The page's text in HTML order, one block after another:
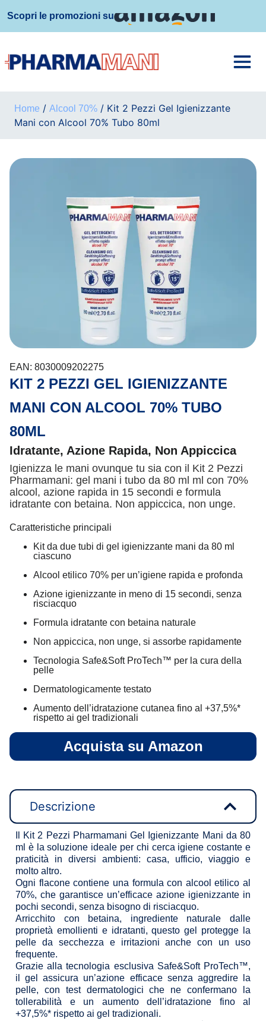
Scopri le promozioni su
Home / Alcool 70% / Kit 2 Pezzi Gel Igienizzante
Mani con Alcool 70% Tubo 80ml
EAN: 8030009202275
KIT 2 PEZZI GEL IGIENIZZANTE
MANI CON ALCOOL 70% TUBO
80ML
Idratante, Azione Rapida, Non Appiccica
Igienizza le mani ovunque tu sia con il Kit 2 Pezzi
Pharmamani: gel mani i tubo da 80 ml ml con 70%
alcool, azione rapida in 15 secondi e formula
idratante con betaina. Non appiccica, non unge.
Caratteristiche principali
Kit da due tubi di gel igienizzante mani da 80 ml
ciascuno
Alcool etilico 70% per un’igiene rapida e profonda
Azione igienizzante in meno di 15 secondi, senza
risciacquo
Formula idratante con betaina naturale
Non appiccica, non unge, si assorbe rapidamente
Tecnologia Safe&Soft ProTech™ per la cura della
pelle
Dermatologicamente testato
Aumento dell’idratazione cutanea fino al +37,5%*
rispetto ai gel tradizionali
Acquista su Amazon
Descrizione
Il Kit 2 Pezzi Pharmamani Gel Igienizzante Mani da 80
ml è la soluzione ideale per chi cerca igiene costante e
praticità in diversi ambienti: casa, ufficio, viaggio e
molto altro.
Ogni flacone contiene una formula con alcool etilico al
70%, che garantisce un’efficace azione igienizzante in
pochi secondi, senza bisogno di risciacquo.
Arricchito con betaina, ingrediente naturale dalle
proprietà emollienti e idratanti, questo gel protegge la
pelle da secchezza e irritazioni anche con un uso
frequente.
Grazie alla tecnologia esclusiva Safe&Soft ProTech™,
il gel assicura un’azione efficace senza aggredire la
pelle, con test dermatologici che ne confermano la
tollerabilità e un aumento dell’idratazione fino al
+37,5%* rispetto ai gel tradizionali.